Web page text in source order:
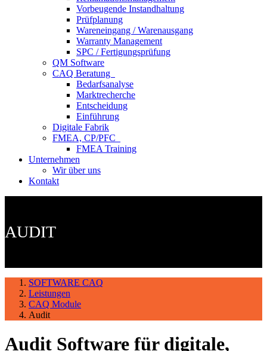
Vorbeugende Instandhaltung
Prüfplanung
Wareneingang / Warenausgang
Warranty Management
SPC / Fertigungsprüfung
QM Software
CAQ Beratung
Bedarfsanalyse
Marktrecherche
Entscheidung
Einführung
Digitale Fabrik
FMEA, CP/PFC
FMEA Training
Unternehmen
Wir über uns
Kontakt
AUDIT
SOFTWARE CAQ
Leistungen
CAQ Module
Audit
Audit Software für digitale,